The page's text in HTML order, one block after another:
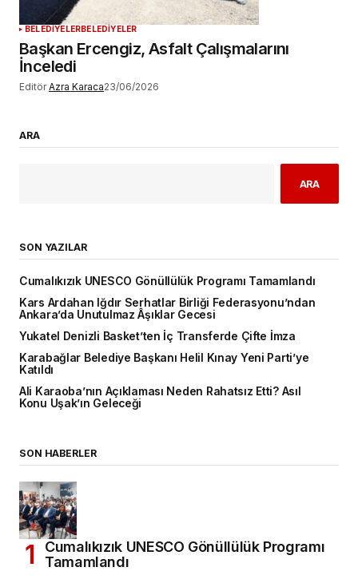
BELEDİYELERBELEDİYELER
Başkan Ercengiz, Asfalt Çalışmalarını
İnceledi
Editör Azra Karaca23/06/2026
ARA
ARA
SON YAZILAR
Cumalıkızık UNESCO Gönüllülük Programı Tamamlandı
Kars Ardahan Iğdır Serhatlar Birliği Federasyonu’ndan
Ankara’da Unutulmaz Âşıklar Gecesi
Yukatel Denizli Basket’ten İç Transferde Çifte İmza
Karabağlar Belediye Başkanı Helil Kınay Yeni Parti’ye
Katıldı
Ali Karaoba’nın Açıklaması Neden Rahatsız Etti? Asıl
Konu Uşak’ın Geleceği
SON HABERLER
Cumalıkızık UNESCO Gönüllülük Programı
Tamamlandı